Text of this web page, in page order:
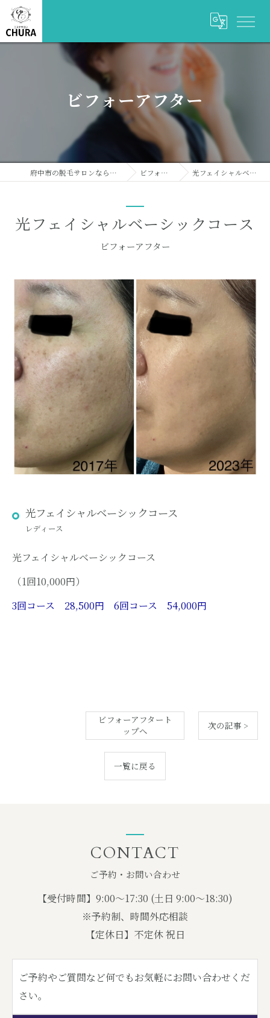
ビフォーアフター
府中市の脱毛サロンならエステサロンCHURA ビフォーアフター 光フェイシャルベーシックコース
ビフォーアフター
光フェイシャルベーシックコース
光フェイシャルベーシックコース
レディース
光フェイシャルベーシックコース
（1回10,000円）
3回コース 28,500円 6回コース 54,000円
ビフォーアフタート
ップへ
次の記事 >
一覧に戻る
ご予約・お問い合わせ
CONTACT
【受付時間】9:00〜17:30 (土日 9:00〜18:30)
※予約制、時間外応相談
【定休日】 不定休 祝日
ご予約やご質問など何でもお気軽にお問い合わせくだ
さい。